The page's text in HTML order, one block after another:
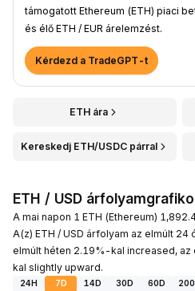
támogatott Ethereum (ETH) piaci
és élő ETH / EUR árelemzést.
Kérdezd a TradeGPT-t
ETH ára
Kereskedj ETH/USDC párral
ETH / USD
A mai napon 1 ETH (Ethereum)
A(z) ETH / USD árfolyam az elmúlt
elmúlt héten 2.19%-kal increased,
kal slightly upward.
24H 7D 14D 30D 60D